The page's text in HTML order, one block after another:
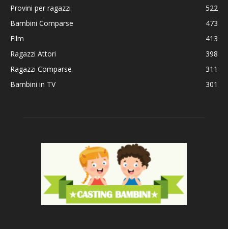
Provini per ragazzi
522
Bambini Comparse
473
Film
413
Ragazzi Attori
398
Ragazzi Comparse
311
Bambini in TV
301